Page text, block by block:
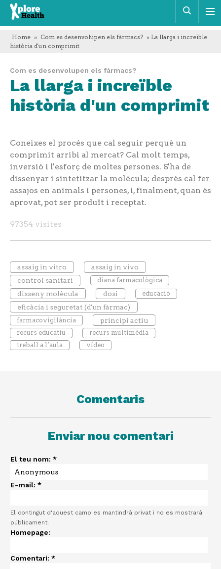
Xplore
Health
Home » Com es desenvolupen els fàrmacs? » La llarga i increïble
història d'un comprimit
Com es desenvolupen els fàrmacs?
La llarga i increïble
història d'un comprimit
Coneixes el procés que cal seguir perquè un
comprimit arribi al mercat? Cal molt temps,
inversió i l'esforç de moltes persones. S'ha de
dissenyar i sintetitzar la molècula; després cal fer
assajos en animals i persones, i, finalment, quan és
aprovat, pot ser produït i receptat.
97354 visites
assaig in vitro
assaig in vivo
control sanitari
diana farmacològica
disseny molècula dosi educació
eficàcia i seguretat (d'un fàrmac)
farmacovigilància principi actiu
recurs educatiu
recurs multimèdia
treball a l’aula
vídeo
Comentaris
Enviar nou comentari
El teu nom: *
E-mail: *
El contingut d'aquest camp es mantindrà privat i no es mostrarà
públicament.
Homepage:
Comentari: *